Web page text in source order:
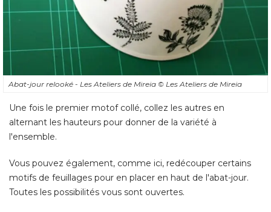
Abat-jour relooké - Les Ateliers de Mireia © Les Ateliers de Mireia
Une fois le premier motof collé, collez les autres en
alternant les hauteurs pour donner de la variété à
l'ensemble.
Vous pouvez également, comme ici, redécouper certains
motifs de feuillages pour en placer en haut de l'abat-jour.
Toutes les possibilités vous sont ouvertes.